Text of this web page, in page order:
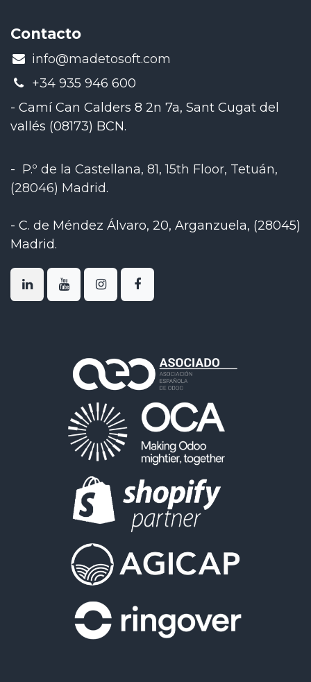
Contacto
​info@madetosoft.com
+34 935 946 600
- Camí Can Calders 8 2n 7a, Sant Cugat del
vallés (08173) BCN.
- P.º de la Castellana, 81, 15th Floor, Tetuán,
(28046) Madrid.
- C. de Méndez Álvaro, 20, Arganzuela, (28045)
Madrid.